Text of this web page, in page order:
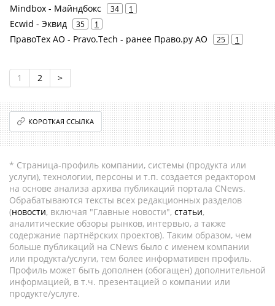
Mindbox - Майндбокс 34 1
Ecwid - Эквид 35 1
ПравоТех АО - Pravo.Tech - ранее Право.ру АО 25 1
1 2 >
КОРОТКАЯ ССЫЛКА
* Страница-профиль компании, системы (продукта или
услуги), технологии, персоны и т.п. создается редактором
на основе анализа архива публикаций портала CNews.
Обрабатываются тексты всех редакционных разделов
(новости, включая "Главные новости", статьи,
аналитические обзоры рынков, интервью, а также
содержание партнёрских проектов). Таким образом, чем
больше публикаций на CNews было с именем компании
или продукта/услуги, тем более информативен профиль.
Профиль может быть дополнен (обогащен) дополнительной
информацией, в т.ч. презентацией о компании или
продукте/услуге.